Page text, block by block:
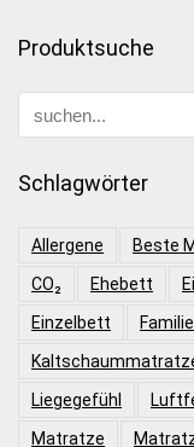
Produktsuche
Schlagwörter
Allergene Beste
CO₂
Ehebett
Einzelbett
Liegegefühl
Matratze